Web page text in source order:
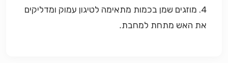
4. מוזגים שמן בכמות מתאימה לטיגון עמוק ומדליקים
את האש מתחת למחבת.